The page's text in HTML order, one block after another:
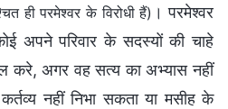
ही परमेश्वर के विरोधी हैं) । परमेश्वर
अपने परिवार के सदस्यों की चाहे
करे, अगर वह सत्य का अभ्यास नहीं
नहीं निभा सकता या मसीह के